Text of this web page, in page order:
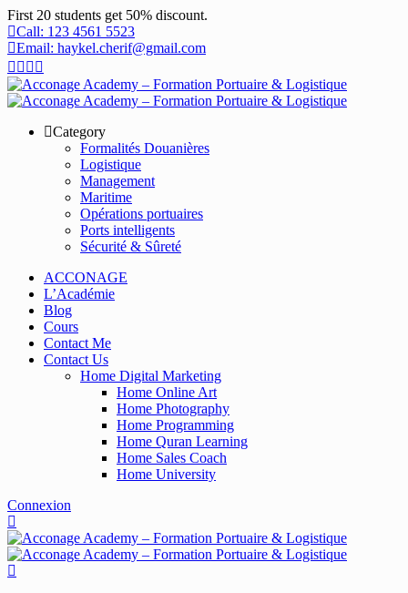
First 20 students get 50% discount.
Call: 123 4561 5523
Email: haykel.cherif@gmail.com
Category
Formalités Douanières
Logistique
Management
Maritime
Opérations portuaires
Ports intelligents
Sécurité & Sûreté
ACCONAGE
L’Académie
Blog
Cours
Contact Me
Contact Us
Home Digital Marketing
Home Online Art
Home Photography
Home Programming
Home Quran Learning
Home Sales Coach
Home University
Connexion